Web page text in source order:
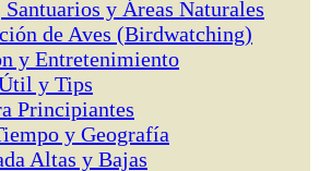
Santuarios y Áreas Naturales
de Aves (Birdwatching)
y Entretenimiento
y Tips
Principiantes
y Geografía
Altas y Bajas